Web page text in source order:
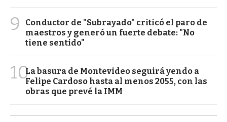
9
Conductor de "Subrayado" criticó el paro de
maestros y generó un fuerte debate: "No
tiene sentido"
10La basura de Montevideo seguirá yendo a
Felipe Cardoso hasta al menos 2055, con las
obras que prevé la IMM